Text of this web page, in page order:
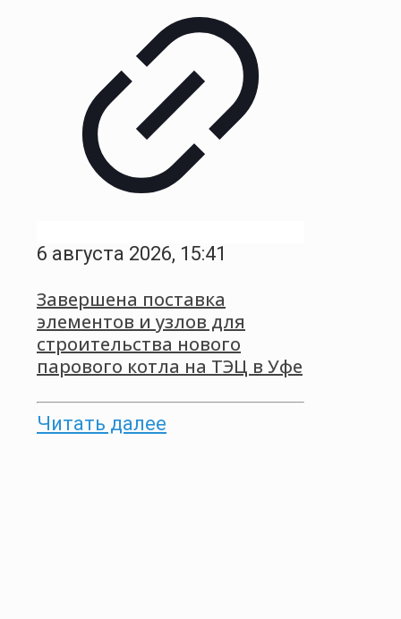
6 августа 2026, 15:41
Завершена поставка
элементов и узлов для
строительства нового
парового котла на ТЭЦ в Уфе
Читать далее